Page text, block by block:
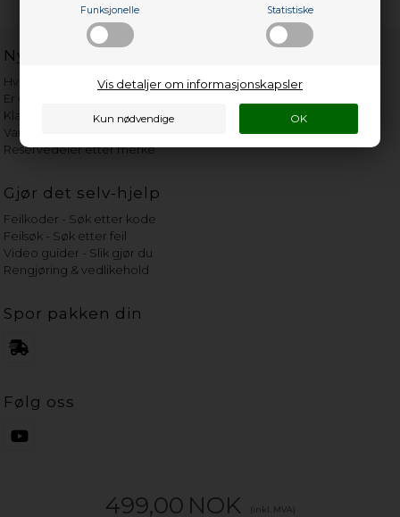
Funksjonelle Statistiske
Vis detaljer om informasjonskapsler
499,00 NOK (inkl. MVA)
Nyttige lenker
Hvor gammelt er apparatet mitt?
Er det verdt å reparere?
Klage på bassengrobot
Vannets hardhetsgrad
Reservedeler etter merke
Gjør det selv-hjelp
Feilkoder - Søk etter kode
Feilsøk - Søk etter feil
Video guider - Slik gjør du
Rengjøring & vedlikehold
Spor pakken din
Følg oss